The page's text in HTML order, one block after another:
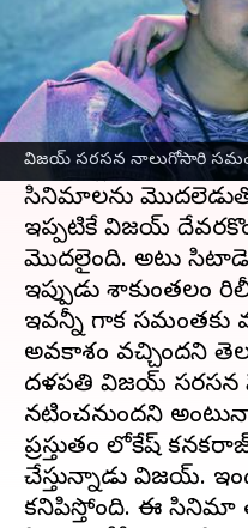
విజయ్ సరసన నాలుగోసారి
ఈ వార్తాకథనం ఏంటి
మయోసైటిస్ తో
నుండి సినిమాల్లో
ప్రమోషన్లలో
సినిమాలను
ఇప్పటికే విజయ్
మొదలైంది. అటు
ఇప్పుడు శాకుంతలం
ఇవన్నీ గాక
అవకాశం వచ్చిందని
దళపతి విజయ్
నటించనుందని
ప్రస్తుతం లోకేష్
చేస్తున్నాడు విజయ్.
కనిపిస్తోంది. ఈ సినిమా